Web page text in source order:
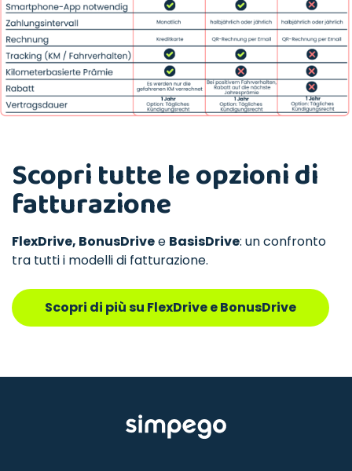
Scopri tutte le opzioni di
fatturazione
FlexDrive, BonusDrivee BasisDrive: un confronto
tra tutti i modelli di fatturazione.
Scopri di più su FlexDrive e BonusDrive